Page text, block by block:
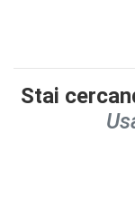
Stai